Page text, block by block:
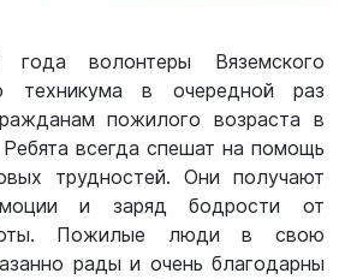
волонтеры Вяземского
техникума в очередной раз
пожилого возраста в
всегда спешат на помощь
трудностей. Они получают
и заряд бодрости от
Пожилые люди в свою
рады и очень благодарны